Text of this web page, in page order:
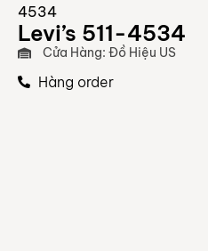
4534
Levi’s 511-4534
Cửa Hàng: Đồ Hiệu US
Hàng order